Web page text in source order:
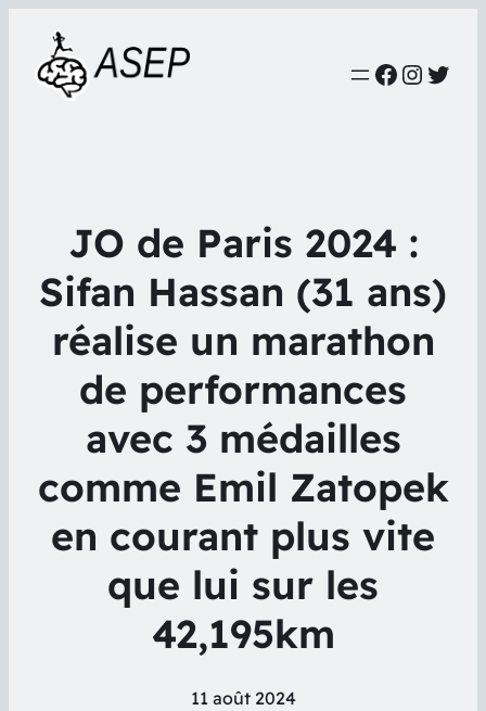
JO de Paris 2024 :
Sifan Hassan (31 ans)
réalise un marathon
de performances
avec 3 médailles
comme Emil Zatopek
en courant plus vite
que lui sur les
42,195km
11 août 2024